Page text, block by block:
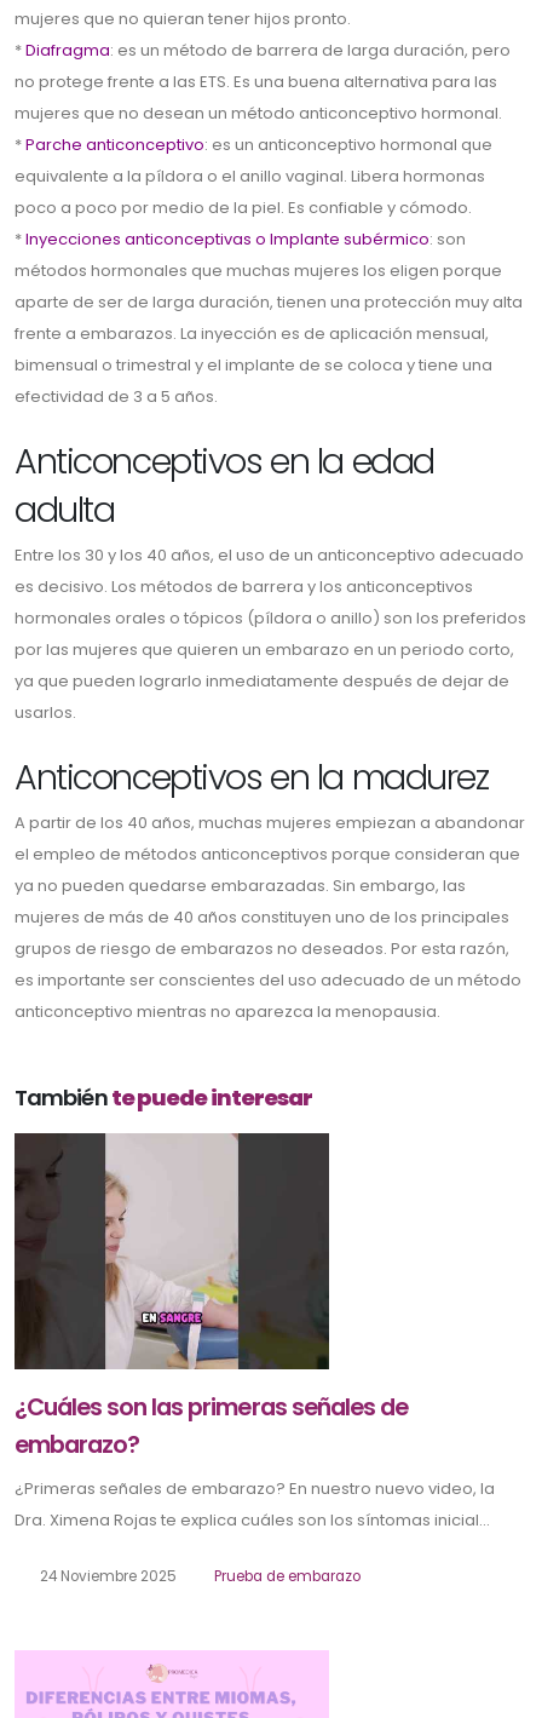
mujeres que no quieran tener hijos pronto.
*Diafragma: es un método de barrera de larga duración, pero
no protege frente a las ETS. Es una buena alternativa para las
mujeres que no desean un método anticonceptivo hormonal.
*Parche anticonceptivo: es un anticonceptivo hormonal que
equivalente a la píldora o el anillo vaginal. Libera hormonas
poco a poco por medio de la piel. Es confiable y cómodo.
*Inyecciones anticonceptivas o Implante subérmico: son
métodos hormonales que muchas mujeres los eligen porque
aparte de ser de larga duración, tienen una protección muy alta
frente a embarazos. La inyección es de aplicación mensual,
bimensual o trimestral y el implante de se coloca y tiene una
efectividad de 3 a 5 años.
Anticonceptivos en la edad
adulta
Entre los 30 y los 40 años, el uso de un anticonceptivo adecuado
es decisivo. Los métodos de barrera y los anticonceptivos
hormonales orales o tópicos (píldora o anillo) son los preferidos
por las mujeres que quieren un embarazo en un periodo corto,
ya que pueden lograrlo inmediatamente después de dejar de
usarlos.
Anticonceptivos en la madurez
A partir de los 40 años, muchas mujeres empiezan a abandonar
el empleo de métodos anticonceptivos porque consideran que
ya no pueden quedarse embarazadas. Sin embargo, las
mujeres de más de 40 años constituyen uno de los principales
grupos de riesgo de embarazos no deseados. Por esta razón,
es importante ser conscientes del uso adecuado de un método
anticonceptivo mientras no aparezca la menopausia.
Tambiénte puede interesar
¿Cuáles son las primeras señales de
embarazo?
¿Primeras señales de embarazo? En nuestro nuevo video, la
Dra. Ximena Rojas te explica cuáles son los síntomas inicial...
24 Noviembre 2025 Prueba de embarazo